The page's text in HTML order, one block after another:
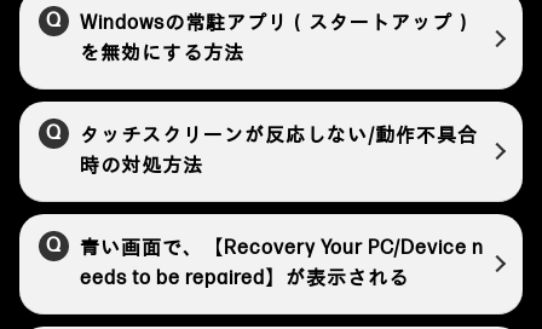
Windowsの常駐アプリ（スタートアップ）
を無効にする方法
タッチスクリーンが反応しない/動作不具合
時の対処方法
青い画面で、【Recovery Your PC/Device n
eeds to be repaired】が表示される